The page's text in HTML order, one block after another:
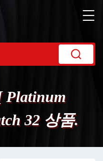
Platinum
32 상품.